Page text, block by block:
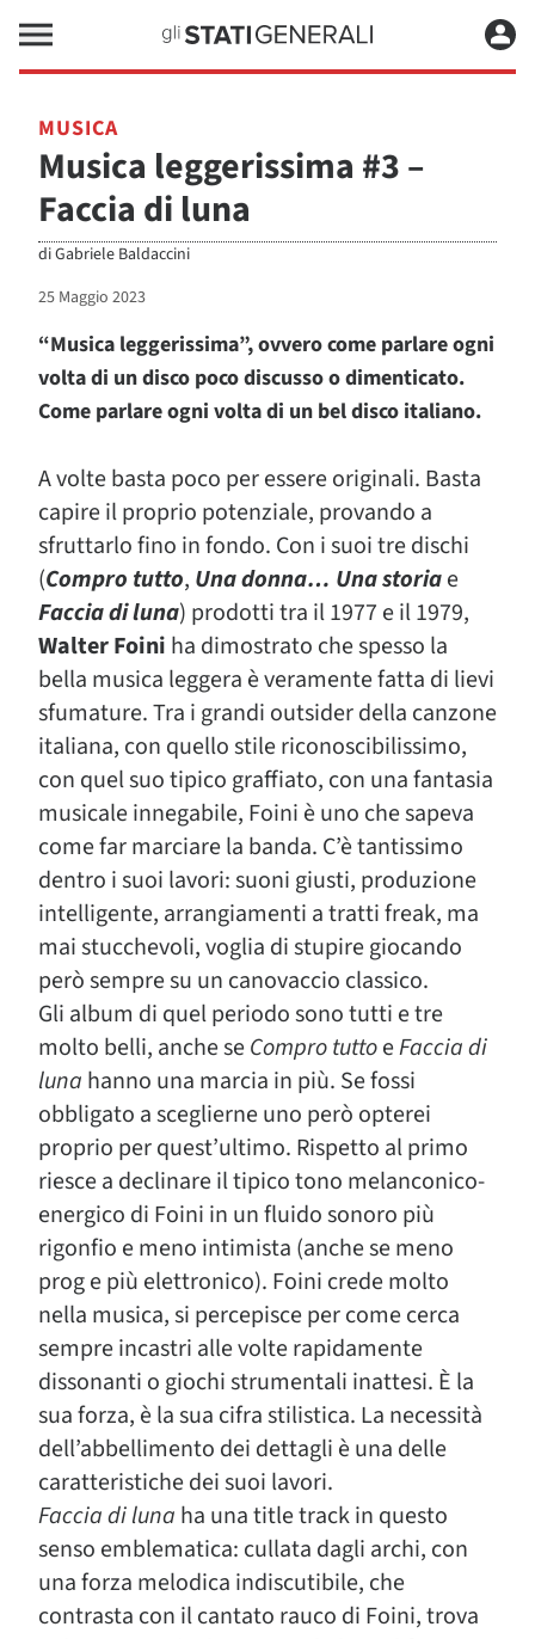
MUSICA
Musica leggerissima #3 –
Faccia di luna
diGabriele Baldaccini
25 Maggio 2023
“Musica leggerissima”, ovvero come parlare ogni
volta di un disco poco discusso o dimenticato.
Come parlare ogni volta di un bel disco italiano.
A volte basta poco per essere originali. Basta
capire il proprio potenziale, provando a
sfruttarlo fino in fondo. Con i suoi tre dischi
(Compro tutto, Una donna… Una storiae
Faccia di luna) prodotti tra il 1977 e il 1979,
Walter Foini ha dimostrato che spesso la
bella musica leggera è veramente fatta di lievi
sfumature. Tra i grandi outsider della canzone
italiana, con quello stile riconoscibilissimo,
con quel suo tipico graffiato, con una fantasia
musicale innegabile, Foini è uno che sapeva
come far marciare la banda. C’è tantissimo
dentro i suoi lavori: suoni giusti, produzione
intelligente, arrangiamenti a tratti freak, ma
mai stucchevoli, voglia di stupire giocando
però sempre su un canovaccio classico.
Gli album di quel periodo sono tutti e tre
molto belli, anche seCompro tuttoeFaccia di
luna hanno una marcia in più. Se fossi
obbligato a sceglierne uno però opterei
proprio per quest’ultimo. Rispetto al primo
riesce a declinare il tipico tono melanconico-
energico di Foini in un fluido sonoro più
rigonfio e meno intimista (anche se meno
prog e più elettronico). Foini crede molto
nella musica, si percepisce per come cerca
sempre incastri alle volte rapidamente
dissonanti o giochi strumentali inattesi. È la
sua forza, è la sua cifra stilistica. La necessità
dell’abbellimento dei dettagli è una delle
caratteristiche dei suoi lavori.
Faccia di luna ha una title track in questo
senso emblematica: cullata dagli archi, con
una forza melodica indiscutibile, che
contrasta con il cantato rauco di Foini, trova